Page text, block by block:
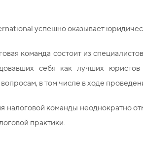
успешно оказывает
команда состоит из
себя как лучших
в том числе в ходе
налоговой команды неоднократно
практики.